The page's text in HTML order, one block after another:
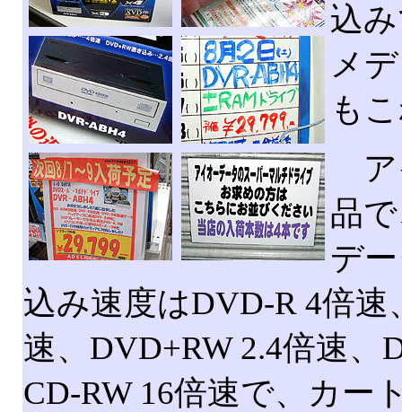
込
メ
も
ア
品
デ
込み速度はDVD-R 4倍速
速、DVD+RW 2.4倍速、
CD-RW 16倍速で、カー